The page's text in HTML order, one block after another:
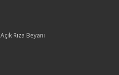
Rıza Beyanı